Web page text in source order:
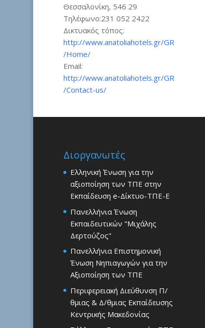
Θεσσαλονίκη, 546 29
Τηλέφωνο:231 052 2422
Δικτυακός τόπος:
http://www.anatoliahotels.gr/GR
/Home/
Email:
http://www.anatoliahotels.gr/GR
/Contact-us/
Διοργανωτές
Ελληνική Ένωση για την
αξιοποίηση των ΤΠΕ στην
Εκπαίδευση e-Δίκτυο-ΤΠΕ-Ε
Πανελλήνια Ένωση
Εκπαιδευτικών "Μιχάλης
Δερτούζος"
Πανελλήνια Επιστημονική
Ένωση Νηπιαγωγών για την
Αξιοποίηση των ΤΠΕ
Περιφερειακή Διεύθυνση Π/
θμιας & Δ/θμιας Εκπαίδευσης
Κεντρικής Μακεδονίας